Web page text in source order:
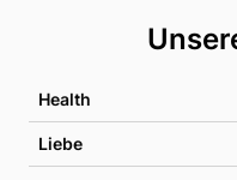
Health
Liebe